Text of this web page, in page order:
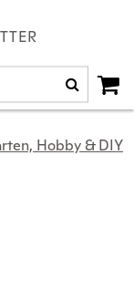
Hobby & DIY